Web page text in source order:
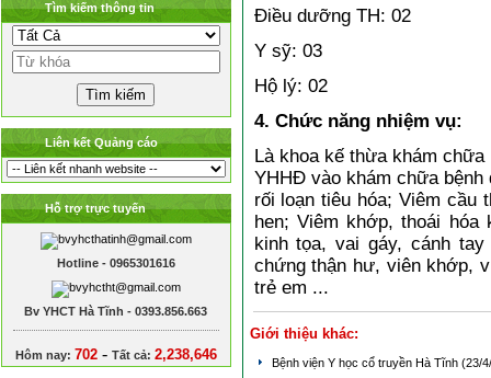
Tìm kiếm thông tin
Liên kết Quảng cáo
Hỗ trợ trực tuyến
Hotline - 0965301616
Bv YHCT Hà Tĩnh - 0393.856.663
Hôm nay: 702- Tất cả: 2,238,646
Điều dưỡng TH: 02
Y sỹ: 03
Hộ lý: 02
4. Chức năng nhiệm vụ:
Là khoa kế thừa khám
YHHĐ vào khám chữa bệnh
rối loạn tiêu hóa; Viêm cầu
hen; Viêm khớp, thoái
kinh tọa, vai gáy, cánh
chứng thận hư, viên khớp,
trẻ em ...
Giới thiệu khác:
Bệnh viện Y học cổ truyền Hà Tĩnh (23/